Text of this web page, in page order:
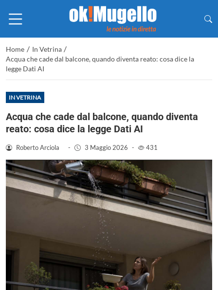
Home / In Vetrina /
Acqua che cade dal balcone, quando diventa reato: cosa dice la
legge Dati AI
IN VETRINA
Acqua che cade dal balcone, quando diventa
reato: cosa dice la legge Dati AI
Roberto Arciola - 3 Maggio 2026 - 431